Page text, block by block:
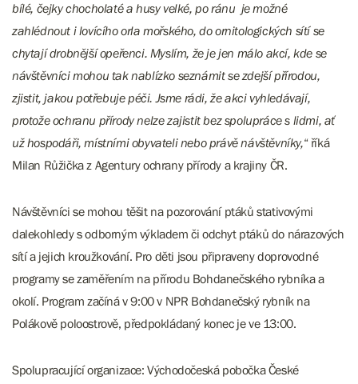
bílé, čejky chocholaté a husy velké, po ránu je možné
zahlédnout i lovícího orla mořského, do ornitologických sítí se
chytají drobnější opeřenci. Myslím, že je jen málo akcí, kde se
návštěvníci mohou tak nablízko seznámit se zdejší přírodou,
zjistit, jakou potřebuje péči. Jsme rádi, že akci vyhledávají,
protože ochranu přírody nelze zajistit bez spolupráce s lidmi, ať
už hospodáři, místními obyvateli nebo právě návštěvníky,“ říká
Milan Růžička z Agentury ochrany přírody a krajiny ČR.
Návštěvníci se mohou těšit na pozorování ptáků stativovými
dalekohledy s odborným výkladem či odchyt ptáků do nárazových
sítí a jejich kroužkování. Pro děti jsou připraveny doprovodné
programy se zaměřením na přírodu Bohdanečského rybníka a
okolí. Program začíná v 9:00 v NPR Bohdanečský rybník na
Polákově poloostrově, předpokládaný konec je ve 13:00.
Spolupracující organizace: Východočeská pobočka České